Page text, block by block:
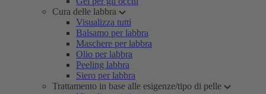
Cura delle labbra
Visualizza tutti
Balsamo per labbra
Maschere per labbra
Olio per labbra
Peeling labbra
Siero per labbra
Trattamento in base alle esigenze/tipo di pelle